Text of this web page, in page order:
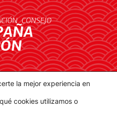
1. 28012 Madrid
la mejor experiencia en
cookies utilizamos o